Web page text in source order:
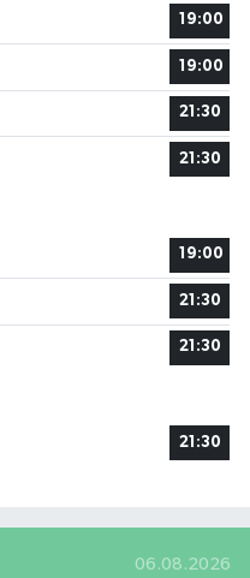
19:00
19:00
21:30
21:30
19:00
21:30
21:30
21:30
06.08.2026